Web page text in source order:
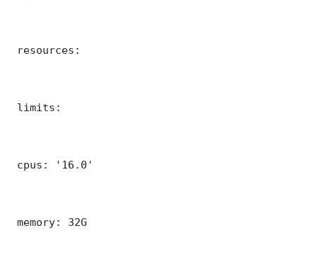
resources:
limits:
cpus: '16.0'
memory: 32G